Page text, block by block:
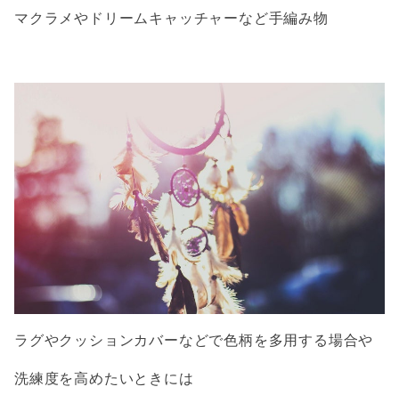
マクラメやドリームキャッチャーなど手編み物
ラグやクッションカバーなどで色柄を多用する場合や
洗練度を高めたいときには